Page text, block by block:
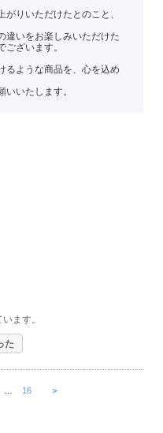
りいただけたとのこと、
違いをお楽しみいただけた
ございます。
るような商品を、心を込め
いたします。
ます。
た
16 ＞